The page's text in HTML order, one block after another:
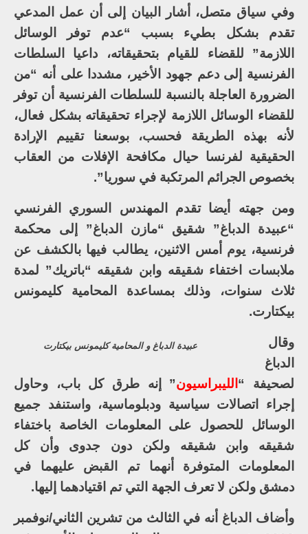
وفي سياق متصل، أشار البيان إلى أن عمل المدعي
تقدم بشكل بطيء بسبب “عدم توفر الوسائل
اللازمة” للقضاء للقيام بتحقيقاته، داعيا السلطات
الفرنسية إلى دعم جهود الأخير، مشددا على أنه “من
الضرورة العاجلة بالنسبة للسلطات الفرنسية أن توفر
للقضاء الوسائل اللازمة لإجراء تحقيقاته بشكل فعال،
لأنه بهذه الطريقة فحسب، بوسعنا تقييم الإرادة
الحقيقية لفرنسا حيال مكافحة الإفلات من العقاب
بخصوص الجرائم المرتكبة في سوريا”.
ومن جهته أيضا تقدم المهندس السوري الفرنسي
“عبيدة الدباغ” شقيق “مازن الدباغ” إلى محكمة
فرنسية، يوم أمس الاثنين، يطالب فيها بالكشف عن
ملابسات اختفاء شقيقه وابن شقيقه “باتريك” لمدة
ثلاث سنوات، وذلك بمساعدة المحامية كليمونس
بيكتارت.
عبيدة الدباغ و المحامية كليمونس بيكتارت
وقال
الدباغ
لصحيفة “الليبراسيون” إنه طرق كل باب، وحاول
إجراء اتصالات سياسية ودبلوماسية، واستنفد جميع
الوسائل للحصول على المعلومات الخاصة باختفاء
شقيقه وابن شقيقه ولكن دون جدوى وأن كل
المعلومات المتوفرة أنهما تم القبض عليهما في
دمشق ولكن لا تعرف الجهة التي تم اقتيادهما إليها.
وأضاف الدباغ أنه في الثالث من تشرين الثاني/نوفمبر